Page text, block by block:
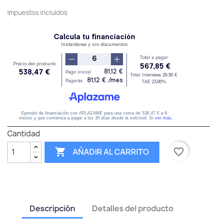
Impuestos incluidos
Cantidad
 AÑADIR AL CARRITO favorite_border
Descripción
Detalles del producto